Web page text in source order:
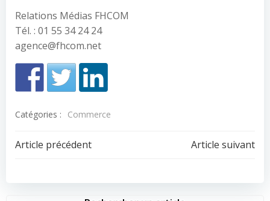
Relations Médias FHCOM
Tél. : 01 55 34 24 24
agence@fhcom.net
Catégories : Commerce
Navigation
de
Article précédent
Navigation
de
Article suivant